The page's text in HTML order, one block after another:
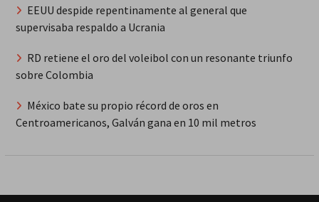
EEUU despide repentinamente al general que
supervisaba respaldo a Ucrania
RD retiene el oro del voleibol con un resonante triunfo
sobre Colombia
México bate su propio récord de oros en
Centroamericanos, Galván gana en 10 mil metros